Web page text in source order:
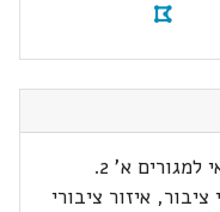
1. שינוי יעוד האיזור ממגורים חקלאי למגורים א' 2.
ציבור, איזור ציבורי